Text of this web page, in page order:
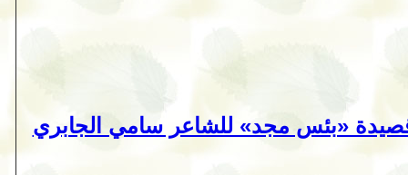
قصيدة «بئس مجد» للشاعر سامي الجابري